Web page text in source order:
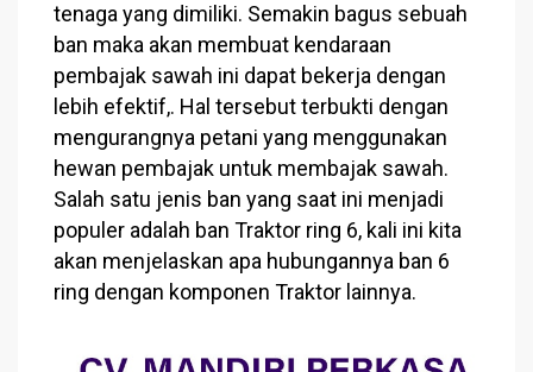
tenaga yang dimiliki. Semakin bagus sebuah
ban maka akan membuat kendaraan
pembajak sawah ini dapat bekerja dengan
lebih efektif,. Hal tersebut terbukti dengan
mengurangnya petani yang menggunakan
hewan pembajak untuk membajak sawah.
Salah satu jenis ban yang saat ini menjadi
populer adalah ban Traktor ring 6, kali ini kita
akan menjelaskan apa hubungannya ban 6
ring dengan komponen Traktor lainnya.